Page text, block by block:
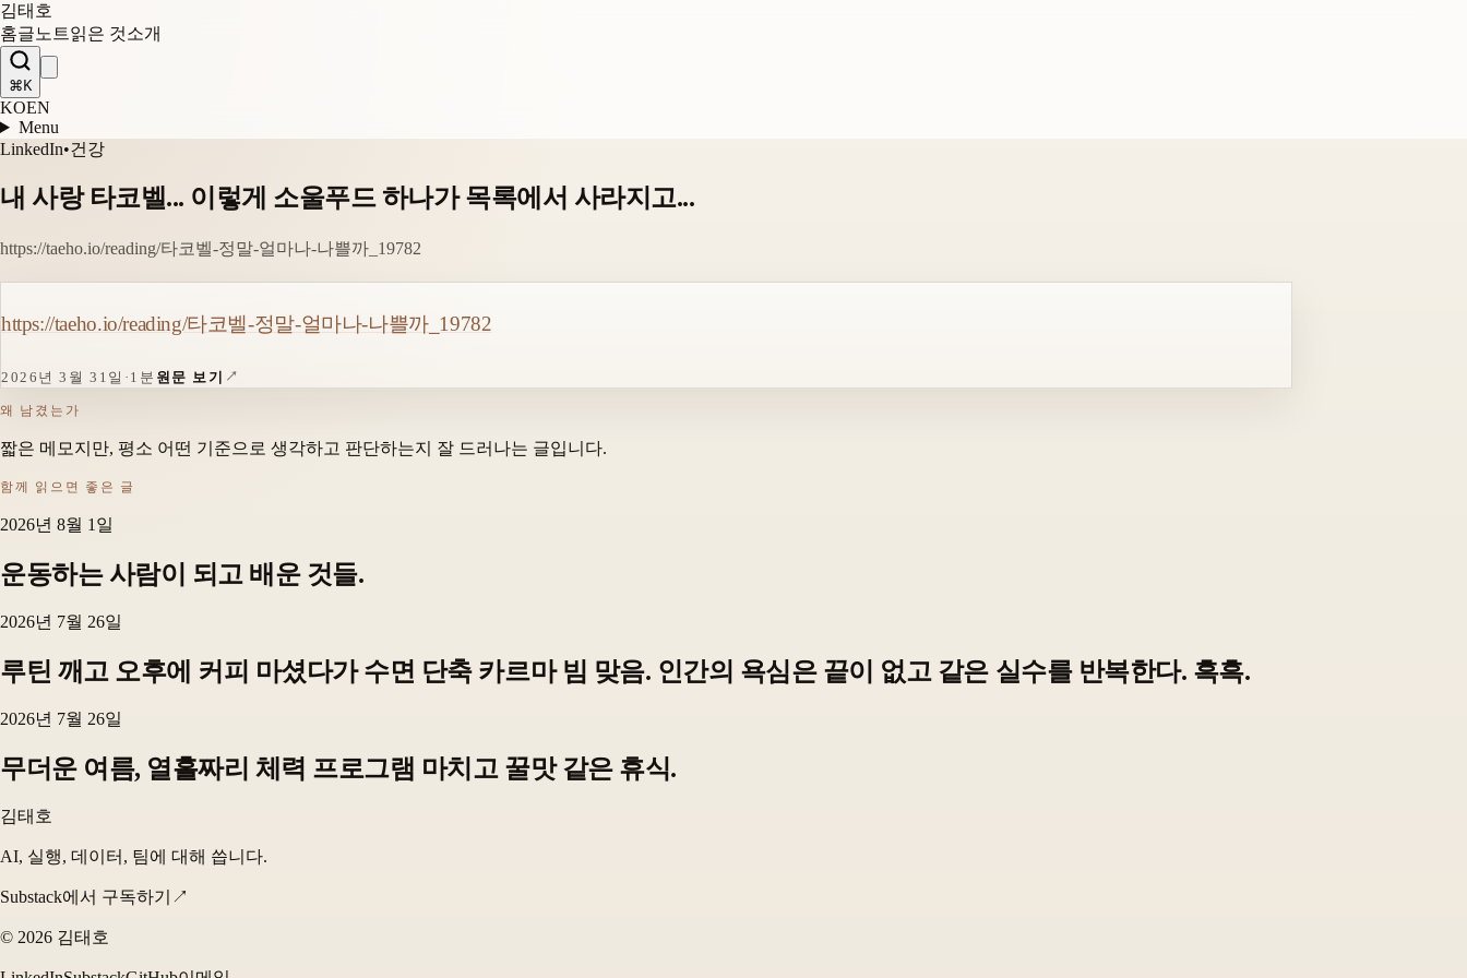
김태호
홈글 노트읽은 것소개
⌘K
KOEN
Menu
LinkedIn•건강
내 사랑 타코벨... 이렇게 소울푸드 하나가 목록에서 사라지고...
https://taeho.io/reading/타코벨-정말-얼마나-나쁠까_19782
https://taeho.io/reading/타코벨-정말-얼마나-나쁠까_19782
2026년 3월 31일 · 1분 원문 보기
왜 남겼는가
짧은 메모지만, 평소 어떤 기준으로 생각하고 판단하는지 잘 드러나는 글입니다.
함께 읽으면 좋은 글
2026년 8월 1일
운동하는 사람이 되고 배운 것들.
2026년 7월 26일
루틴 깨고 오후에 커피 마셨다가 수면 단축 카르마 빔 맞음. 인간의 욕심은 끝이 없고 같은 실수를 반복한다. 흑흑.
2026년 7월 26일
무더운 여름, 열흘짜리 체력 프로그램 마치고 꿀맛 같은 휴식.
김태호
AI, 실행, 데이터, 팀에 대해 씁니다.
Substack에서 구독하기 ↗
© 2026 김태호